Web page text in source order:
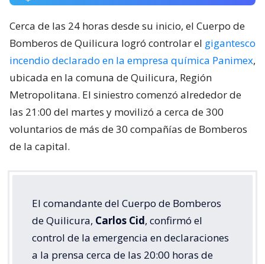
Cerca de las 24 horas desde su inicio, el Cuerpo de
Bomberos de Quilicura logró controlar el gigantesco
incendio declarado en la empresa química Panimex,
ubicada en la comuna de Quilicura, Región
Metropolitana. El siniestro comenzó alrededor de
las 21:00 del martes y movilizó a cerca de 300
voluntarios de más de 30 compañías de Bomberos
de la capital.
El comandante del Cuerpo de Bomberos
de Quilicura, Carlos Cid, confirmó el
control de la emergencia en declaraciones
a la prensa cerca de las 20:00 horas de